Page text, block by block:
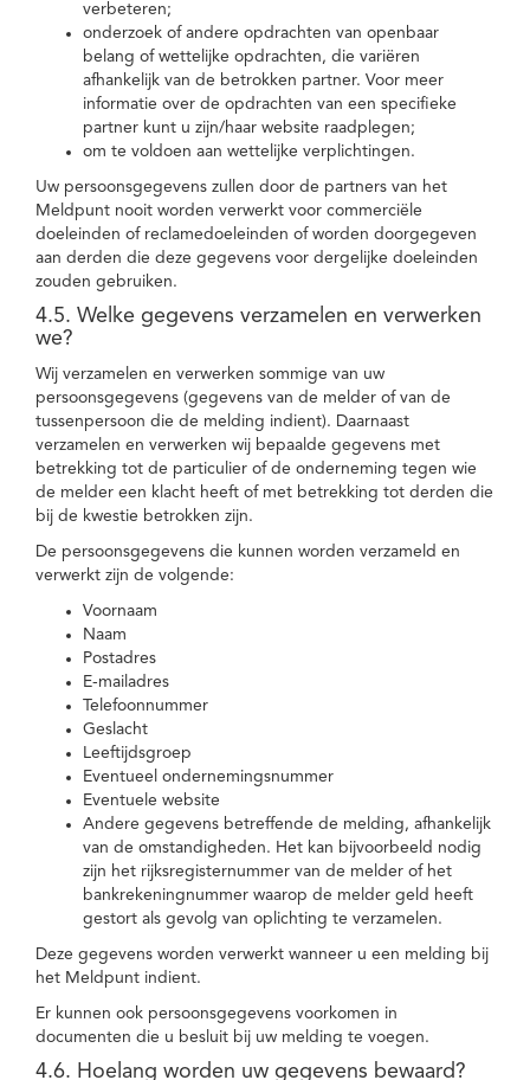
verbeteren;
onderzoek of andere opdrachten van openbaar
belang of wettelijke opdrachten, die variëren
afhankelijk van de betrokken partner. Voor meer
informatie over de opdrachten van een specifieke
partner kunt u zijn/haar website raadplegen;
om te voldoen aan wettelijke verplichtingen.
Uw persoonsgegevens zullen door de partners van het
Meldpunt nooit worden verwerkt voor commerciële
doeleinden of reclamedoeleinden of worden doorgegeven
aan derden die deze gegevens voor dergelijke doeleinden
zouden gebruiken.
4.5. Welke gegevens verzamelen en verwerken
we?
Wij verzamelen en verwerken sommige van uw
persoonsgegevens (gegevens van de melder of van de
tussenpersoon die de melding indient). Daarnaast
verzamelen en verwerken wij bepaalde gegevens met
betrekking tot de particulier of de onderneming tegen wie
de melder een klacht heeft of met betrekking tot derden die
bij de kwestie betrokken zijn.
De persoonsgegevens die kunnen worden verzameld en
verwerkt zijn de volgende:
Voornaam
Naam
Postadres
E-mailadres
Telefoonnummer
Geslacht
Leeftijdsgroep
Eventueel ondernemingsnummer
Eventuele website
Andere gegevens betreffende de melding, afhankelijk
van de omstandigheden. Het kan bijvoorbeeld nodig
zijn het rijksregisternummer van de melder of het
bankrekeningnummer waarop de melder geld heeft
gestort als gevolg van oplichting te verzamelen.
Deze gegevens worden verwerkt wanneer u een melding bij
het Meldpunt indient.
Er kunnen ook persoonsgegevens voorkomen in
documenten die u besluit bij uw melding te voegen.
4.6. Hoelang worden uw gegevens bewaard?